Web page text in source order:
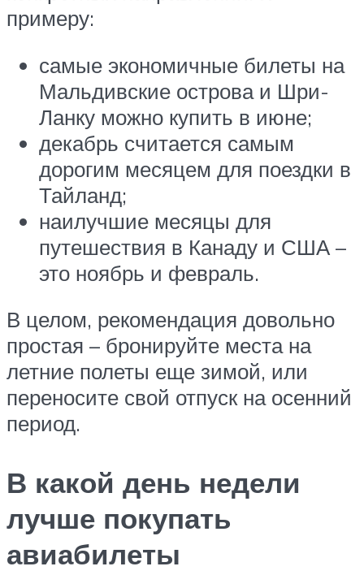
примеру:
самые экономичные билеты на
Мальдивские острова и Шри-
Ланку можно купить в июне;
декабрь считается самым
дорогим месяцем для поездки в
Тайланд;
наилучшие месяцы для
путешествия в Канаду и США –
это ноябрь и февраль.
В целом, рекомендация довольно
простая – бронируйте места на
летние полеты еще зимой, или
переносите свой отпуск на осенний
период.
В какой день недели
лучше покупать
авиабилеты